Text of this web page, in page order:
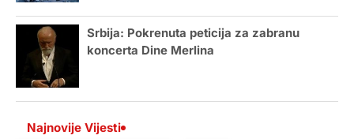
Srbija: Pokrenuta peticija za zabranu
koncerta Dine Merlina
Najnovije Vijesti